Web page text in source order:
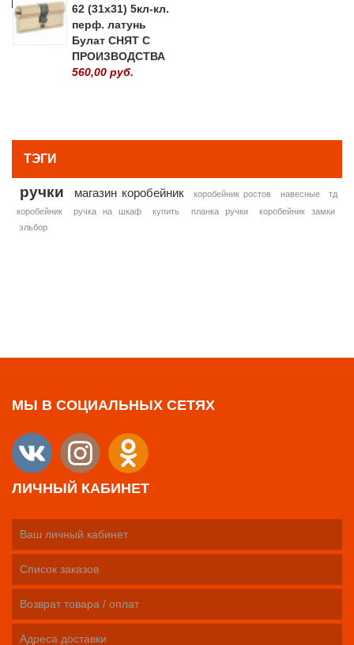
62 (31х31) 5кл-кл.
перф. латунь
Булат СНЯТ С
ПРОИЗВОДСТВА
560,00 руб.
ТЭГИ
ручки магазин коробейник коробейник ростов навесные
тд
коробейник
ручка на шкаф купить планка ручки
коробейник замки
эльбор
МЫ В СОЦИАЛЬНЫХ СЕТЯХ
ЛИЧНЫЙ КАБИНЕТ
Ваш личный кабинет
Список заказов
Возврат товара / оплат
Адреса доставки